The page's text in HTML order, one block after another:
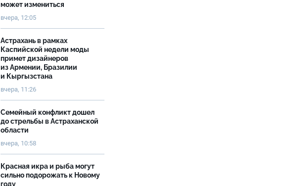
может измениться
вчера, 12:05
Астрахань в рамках
Каспийской недели моды
примет дизайнеров
из Армении, Бразилии
и Кыргызстана
вчера, 11:26
Семейный конфликт дошел
до стрельбы в Астраханской
области
вчера, 10:58
Красная икра и рыба могут
сильно подорожать к Новому
году